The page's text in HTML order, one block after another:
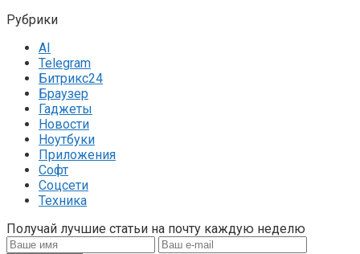
Рубрики
AI
Telegram
Битрикс24
Браузер
Гаджеты
Новости
Ноутбуки
Приложения
Софт
Соцсети
Техника
Получай лучшие статьи на почту каждую неделю